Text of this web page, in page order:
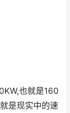
也就是160
是现实中的速